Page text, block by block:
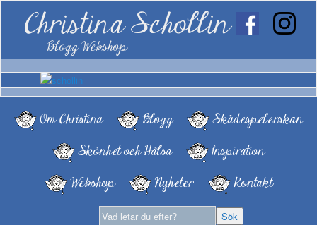
Christina Schollin
Blogg Webshop
Om Christina Blogg
Skådespelerskan
Skönhet och Hälsa
Inspiration
Webshop
Nyheter Kontakt